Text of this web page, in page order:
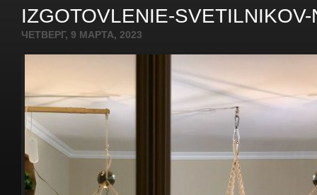
IZGOTOVLENIE-
ЧЕТВЕРГ, 9 МАРТА, 2023